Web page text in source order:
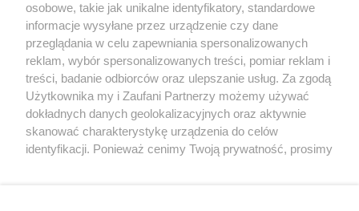
Regulamin konkursów
śniadaniówka "Hej
Szczecin! Jest piątek!"
Partnerzy
Praca Szczecin
osobowe, takie jak unikalne identyfikatory, standardowe
informacje wysyłane przez urządzenie czy dane
przeglądania w celu zapewniania spersonalizowanych
reklam, wybór spersonalizowanych treści, pomiar reklam i
treści, badanie odbiorców oraz ulepszanie usług. Za zgodą
Użytkownika my i Zaufani Partnerzy możemy używać
dokładnych danych geolokalizacyjnych oraz aktywnie
skanować charakterystykę urządzenia do celów
identyfikacji. Ponieważ cenimy Twoją prywatność, prosimy